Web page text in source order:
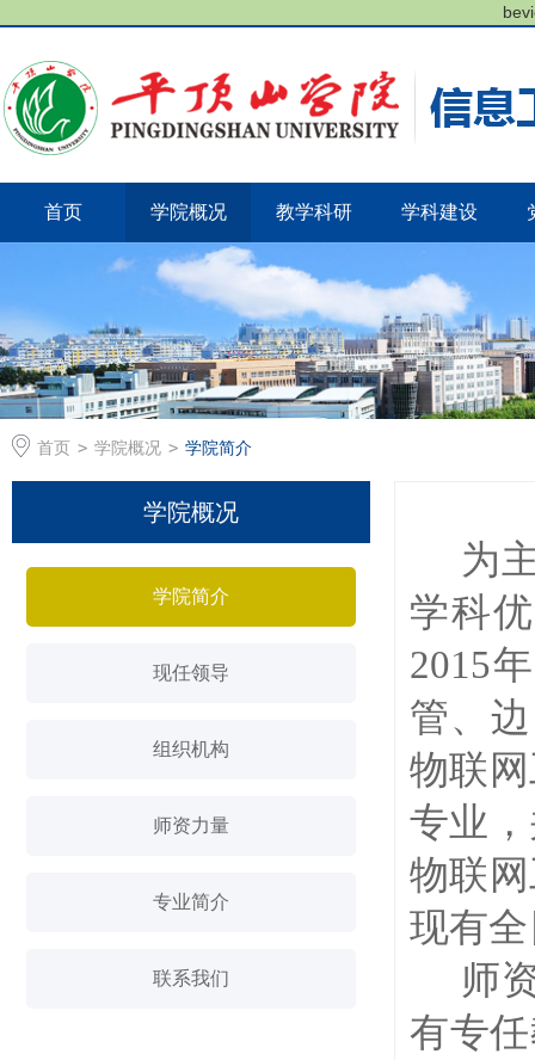
首页 学院概况 教学科研 学科建设
首页 > 学院概况 > 学院简介
学院概况
学院简介
现任领导
组织机构
师资力量
专业简介
联系我们
为
学科
2015
管、
物联
专业
物联
现有
师
有专